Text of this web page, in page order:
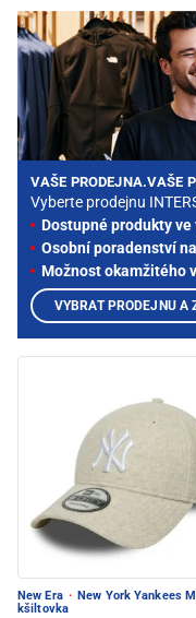
New Era · New York Yankees
kšiltovka
VAŠE PRODEJNA.VAŠE
Vyberte prodejnu
Dostupné produkty
Osobní poradenství
Možnost okamžitého